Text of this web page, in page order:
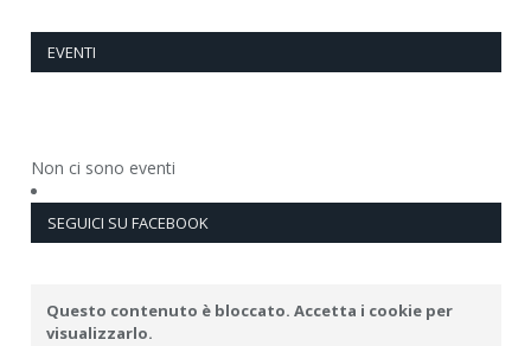
EVENTI
Non ci sono eventi
SEGUICI SU FACEBOOK
Questo contenuto è bloccato. Accetta i cookie per
visualizzarlo.